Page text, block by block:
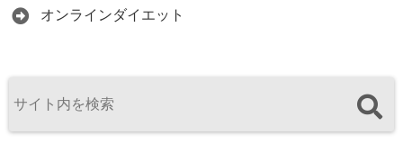
オンラインダイエット